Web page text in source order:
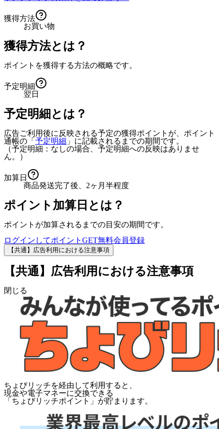
獲得方法
お買い物
獲得方法とは？
ポイントを獲得する方法の概略です。
予定明細
翌日
予定明細とは？
広告ご利用後に反映される予定の獲得ポイントが、ポイント
通帳の「 予定明細 」に記載されるまでの期間です。
（予定明細：なしの場合、予定明細への反映はありませ
ん。）
加算日
商品発送完了後、2ヶ月半程度
ポイント加算日とは？
ポイントが加算されるまでの目安の期間です。
ログインしてポイントGET無料会員登録
【共通】広告利用における注意事項
【共通】広告利用における注意事項
閉じる
ちょびリッチを経由して利用すると、
現金や電子マネーに交換できる
「 ちょびリッチポイント 」が貯まります。